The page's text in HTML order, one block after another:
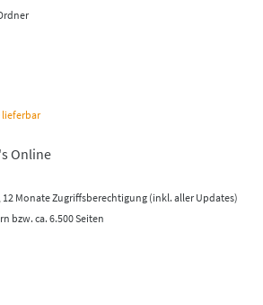
lieferbar
Online
12 Monate Zugriffsberechtigung (inkl. aller Updates)
bzw. ca. 6.500 Seiten